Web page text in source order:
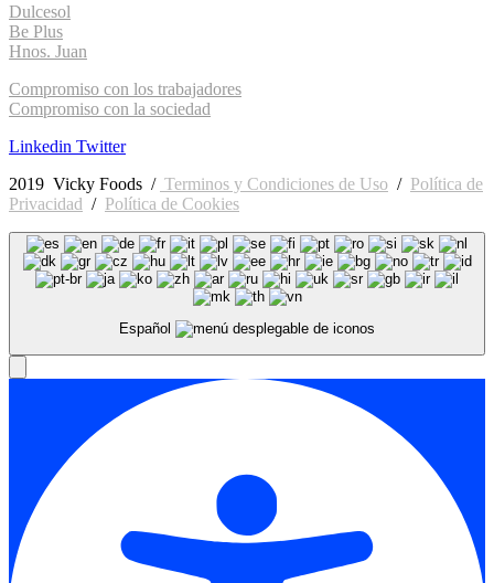
Dulcesol
Be Plus
Hnos. Juan
Compromiso con los trabajadores
Compromiso con la sociedad
Linkedin Twitter
2019 Vicky Foods / Terminos y Condiciones de Uso / Política de
Privacidad / Política de Cookies
Español